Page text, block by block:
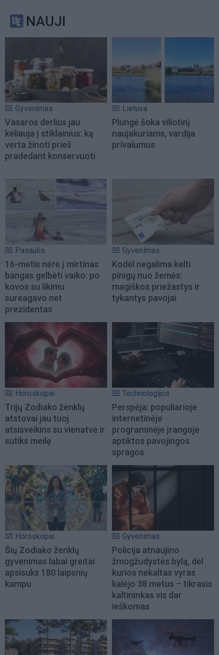
NAUJI
Gyvenimas
Vasaros derlius jau
keliauja į stiklainius: ką
verta žinoti prieš
pradedant konservuoti
Lietuva
Plungė šoka viliotinį
naujakuriams, vardija
privalumus
Pasaulis
16-metis nėrė į mirtinas
bangas gelbėti vaiko: po
kovos su likimu
sureagavo net
prezidentas
Gyvenimas
Kodėl negalima kelti
pinigų nuo žemės:
magiškos priežastys ir
tykantys pavojai
Horoskopai
Trijų Zodiako ženklų
atstovai jau tuoj
atsisveikins su vienatve ir
sutiks meilę
Technologijos
Perspėja: populiarioje
internetinėje
programinėje įrangoje
aptiktos pavojingos
spragos
Horoskopai
Šių Zodiako ženklų
gyvenimas labai greitai
apsisuks 180 laipsnių
kampu
Gyvenimas
Policija atnaujino
žmogžudystės bylą, dėl
kurios nekaltas vyras
kalėjo 38 metus – tikrasis
kaltininkas vis dar
ieškomas